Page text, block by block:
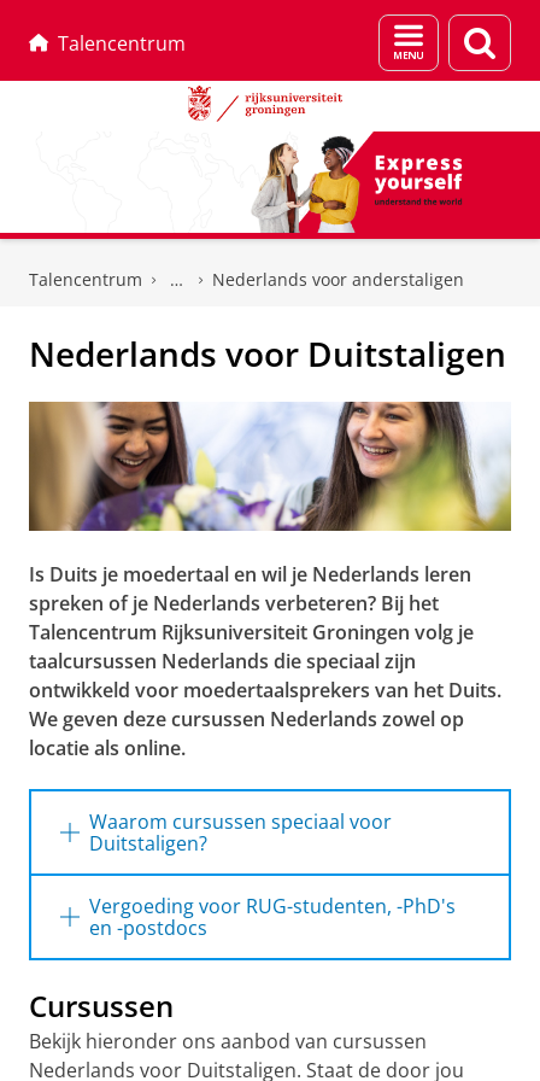
Talencentrum
Menu
en
Talencentrum Nederlands voor anderstaligen
Nederlands voor Duitstaligen
Is Duits je moedertaal en wil je Nederlands leren
spreken of je Nederlands verbeteren? Bij het
Talencentrum Rijksuniversiteit Groningen volg je
taalcursussen Nederlands die speciaal zijn
ontwikkeld voor moedertaalsprekers van het Duits.
We geven deze cursussen Nederlands zowel op
locatie als online.
Waarom cursussen speciaal voor
Duitstaligen?
tussen het Duits en het Nederlands kunnen
moedertaalsprekers van het Duits vaak sneller
uit andere taalgebieden. Het is daarom handig
dat je met andere Duitstaligen in een groep zit
zodat je op hetzelfde tempo leert. In het
Vergoeding voor RUG-studenten, -PhD's
en -postdocs
postdocs van de RUG kunnen op kosten van
het College van Bestuur de cursussen
Nederlands voor Duitstaligen 0>A2 en A2>B1
Cursussen
Bekijk hieronder ons aanbod van cursussen
Nederlands voor Duitstaligen. Staat de door jou